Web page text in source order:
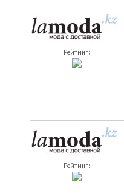
Рейтинг:
Рейтинг: